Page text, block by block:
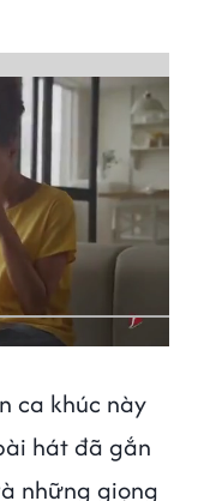
ca khúc này
hát đã gắn
những giọng